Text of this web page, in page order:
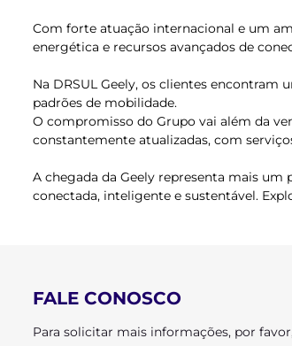
Com forte atuação internacional e um
energética e recursos avançados de
Na DRSUL Geely, os clientes
padrões de mobilidade.
O compromisso do Grupo vai além da
constantemente atualizadas, com
A chegada da Geely representa mais
conectada, inteligente e sustentável.
FALE CONOSCO
Para solicitar mais informações, por